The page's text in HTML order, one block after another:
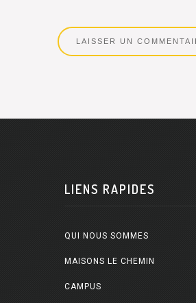
LIENS RAPIDES
QUI NOUS SOMMES
MAISONS LE CHEMIN
CAMPUS